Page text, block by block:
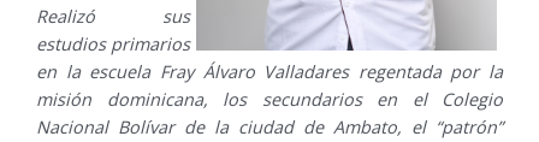
Realizó sus
estudios primarios
en la escuela Fray Álvaro Valladares regentada por la
misión dominicana, los secundarios en el Colegio
Nacional Bolívar de la ciudad de Ambato, el “patrón”